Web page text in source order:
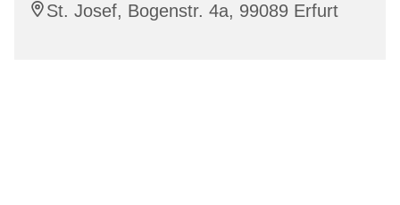
St. Josef, Bogenstr. 4a, 99089 Erfurt